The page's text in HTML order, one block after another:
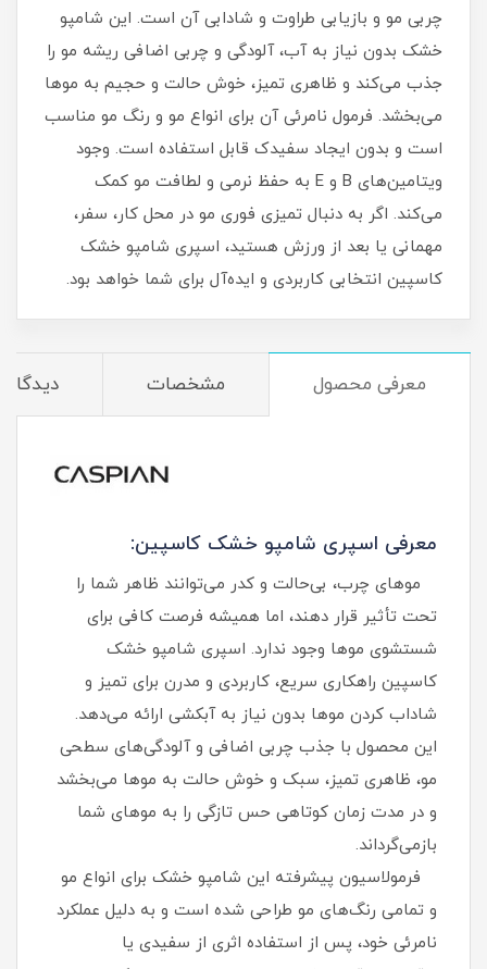
چربی مو و بازیابی طراوت و شادابی آن است. این شامپو
خشک بدون نیاز به آب، آلودگی و چربی اضافی ریشه مو را
جذب می‌کند و ظاهری تمیز، خوش‌ حالت و حجیم به موها
می‌بخشد. فرمول نامرئی آن برای انواع مو و رنگ مو مناسب
است و بدون ایجاد سفیدک قابل استفاده است. وجود
ویتامین‌های B و E به حفظ نرمی و لطافت مو کمک
می‌کند. اگر به دنبال تمیزی فوری مو در محل کار، سفر،
مهمانی یا بعد از ورزش هستید، اسپری شامپو خشک
کاسپین انتخابی کاربردی و ایده‌آل برای شما خواهد بود.
معرفی محصول مشخصات
معرفی اسپری شامپو خشک کاسپین:
موهای چرب، بی‌حالت و کدر می‌توانند ظاهر شما را
تحت تأثیر قرار دهند، اما همیشه فرصت کافی برای
شستشوی موها وجود ندارد. اسپری شامپو خشک
کاسپین راهکاری سریع، کاربردی و مدرن برای تمیز و
شاداب کردن موها بدون نیاز به آبکشی ارائه می‌دهد.
این محصول با جذب چربی اضافی و آلودگی‌های سطحی
مو، ظاهری تمیز، سبک و خوش‌ حالت به موها می‌بخشد
و در مدت زمان کوتاهی حس تازگی را به موهای شما
بازمی‌گرداند.
فرمولاسیون پیشرفته این شامپو خشک برای انواع مو
و تمامی رنگ‌های مو طراحی شده است و به دلیل عملکرد
نامرئی خود، پس از استفاده اثری از سفیدی یا